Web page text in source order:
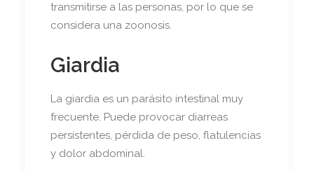
transmitirse a las personas, por lo que se
considera una zoonosis.
Giardia
La giardia es un parásito intestinal muy
frecuente. Puede provocar diarreas
persistentes, pérdida de peso, flatulencias
y dolor abdominal.